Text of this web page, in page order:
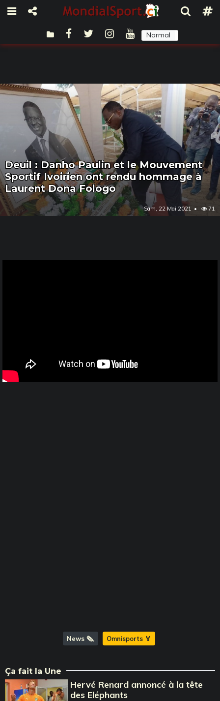
Normal
Deuil : Danho Paulin et le Mouvement
Sportif Ivoirien ont rendu hommage à
Laurent Dona Fologo
Sam, 22 Mai 2021 71
News 🗞️ Omnisports 🏅
Ça fait la Une
Hervé Renard annoncé à la tête
des Eléphants